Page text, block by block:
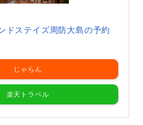
ドステイズ周防大島の予約
じゃらん
楽天トラベル